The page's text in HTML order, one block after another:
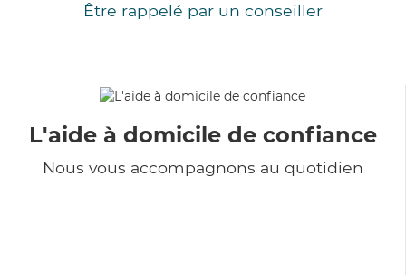
Être rappelé par un conseiller
L'aide à domicile de confiance
Nous vous accompagnons au quotidien